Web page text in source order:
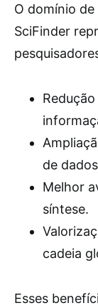
O domínio
SciFinder
de
Melhor
síntese.
cadeia
Esses